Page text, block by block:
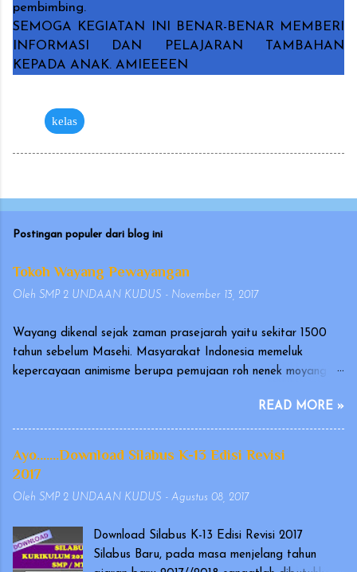
pembimbing.
SEMOGA KEGIATAN INI BENAR-BENAR MEMBERI
INFORMASI DAN PELAJARAN TAMBAHAN
KEPADA ANAK. AMIEEEEN
kelas
Postingan populer dari blog ini
Tokoh Wayang Pewayangan
Oleh SMP 2 UNDAAN KUDUS - November 13, 2017
Wayang dikenal sejak zaman prasejarah yaitu sekitar 1500
tahun sebelum Masehi. Masyarakat Indonesia memeluk
kepercayaan animisme berupa pemujaan roh nenek moyang
bentuk arca atau gambar. Wayang merupakan seni tradisional
Indonesia yang terutama berkembang di Pulau Jawa dan Bali.
Pertunjukan wayang telah diakui oleh UNESCO pada
tanggal 7 November 2003, sebagai karya kebudayaan yang
indah dan sangat berharga (Masterpiece of Oral and
Intangible Heritage of Humanity). Ada versi wayang yang
dimainkan oleh orang dengan memakai kostum, yang dikenal
sebagai wayang orang, dan ada pula wayang yang berupa
READ MORE »
Ayo.......Download Silabus K-13 Edisi Revisi
2017
Oleh SMP 2 UNDAAN KUDUS - Agustus 08, 2017
Download Silabus K-13 Edisi Revisi 2017
Silabus Baru, pada masa menjelang tahun